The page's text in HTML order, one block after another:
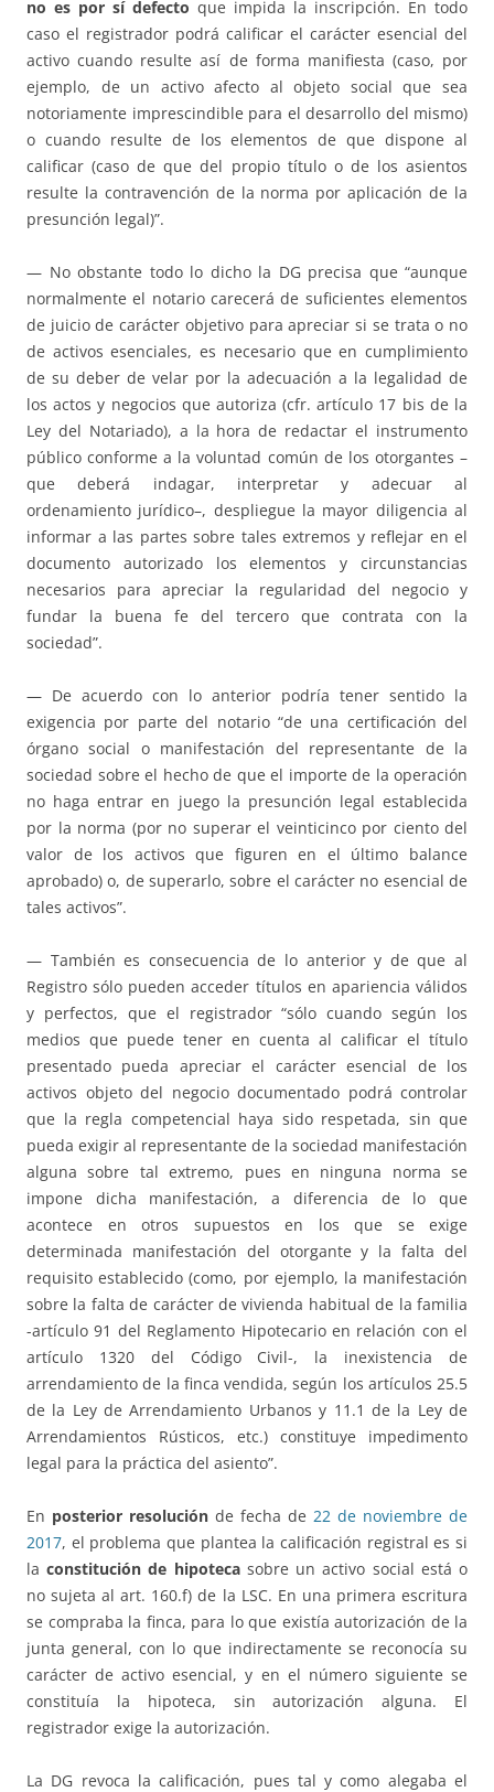
no es por sí defecto que impida la inscripción. En todo
caso el registrador podrá calificar el carácter esencial del
activo cuando resulte así de forma manifiesta (caso, por
ejemplo, de un activo afecto al objeto social que sea
notoriamente imprescindible para el desarrollo del mismo)
o cuando resulte de los elementos de que dispone al
calificar (caso de que del propio título o de los asientos
resulte la contravención de la norma por aplicación de la
presunción legal)”.
— No obstante todo lo dicho la DG precisa que “aunque
normalmente el notario carecerá de suficientes elementos
de juicio de carácter objetivo para apreciar si se trata o no
de activos esenciales, es necesario que en cumplimiento
de su deber de velar por la adecuación a la legalidad de
los actos y negocios que autoriza (cfr. artículo 17 bis de la
Ley del Notariado), a la hora de redactar el instrumento
público conforme a la voluntad común de los otorgantes –
que deberá indagar, interpretar y adecuar al
ordenamiento jurídico–, despliegue la mayor diligencia al
informar a las partes sobre tales extremos y reflejar en el
documento autorizado los elementos y circunstancias
necesarios para apreciar la regularidad del negocio y
fundar la buena fe del tercero que contrata con la
sociedad”.
— De acuerdo con lo anterior podría tener sentido la
exigencia por parte del notario “de una certificación del
órgano social o manifestación del representante de la
sociedad sobre el hecho de que el importe de la operación
no haga entrar en juego la presunción legal establecida
por la norma (por no superar el veinticinco por ciento del
valor de los activos que figuren en el último balance
aprobado) o, de superarlo, sobre el carácter no esencial de
tales activos”.
— También es consecuencia de lo anterior y de que al
Registro sólo pueden acceder títulos en apariencia válidos
y perfectos, que el registrador “sólo cuando según los
medios que puede tener en cuenta al calificar el título
presentado pueda apreciar el carácter esencial de los
activos objeto del negocio documentado podrá controlar
que la regla competencial haya sido respetada, sin que
pueda exigir al representante de la sociedad manifestación
alguna sobre tal extremo, pues en ninguna norma se
impone dicha manifestación, a diferencia de lo que
acontece en otros supuestos en los que se exige
determinada manifestación del otorgante y la falta del
requisito establecido (como, por ejemplo, la manifestación
sobre la falta de carácter de vivienda habitual de la familia
-artículo 91 del Reglamento Hipotecario en relación con el
artículo 1320 del Código Civil-, la inexistencia de
arrendamiento de la finca vendida, según los artículos 25.5
de la Ley de Arrendamiento Urbanos y 11.1 de la Ley de
Arrendamientos Rústicos, etc.) constituye impedimento
legal para la práctica del asiento”.
En posterior resolución de fecha de 22 de noviembre de
2017, el problema que plantea la calificación registral es si
laconstitución de hipotecasobre un activo social está o
no sujeta al art. 160.f) de la LSC. En una primera escritura
se compraba la finca, para lo que existía autorización de la
junta general, con lo que indirectamente se reconocía su
carácter de activo esencial, y en el número siguiente se
constituía la hipoteca, sin autorización alguna. El
registrador exige la autorización.
La DG revoca la calificación, pues tal y como alegaba el